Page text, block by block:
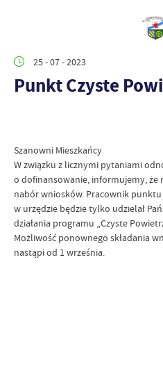
25 - 07 - 2023
Punkt Czyste
Szanowni Mieszkańcy
W związku z licznymi pytaniami
o dofinansowanie, informujemy, że
nabór wniosków. Pracownik
w urzędzie będzie tylko udzielał
działania programu „Czyste
Możliwość ponownego składania
nastąpi od 1 września.